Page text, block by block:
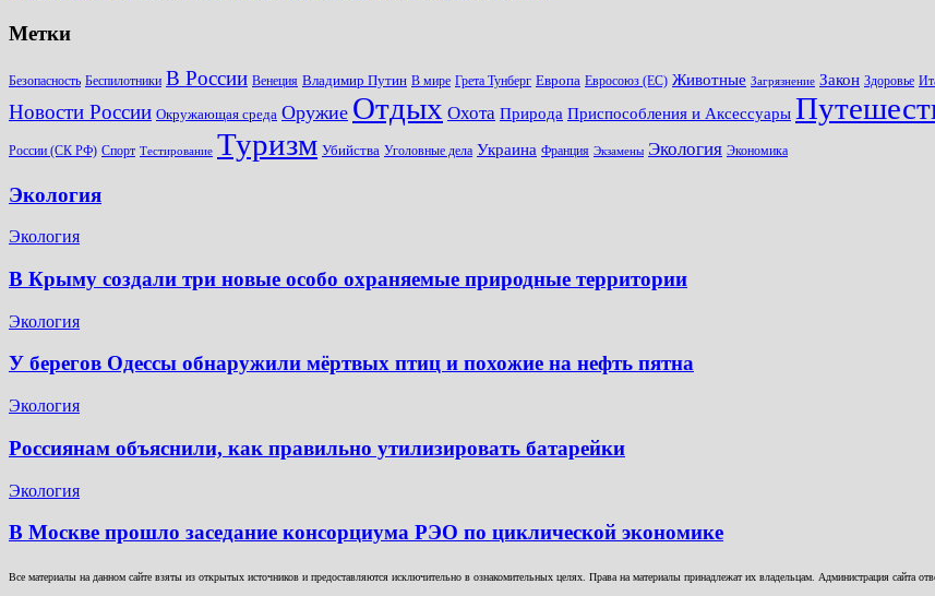
Метки
Безопасность Беспилотники В России Венеция Владимир Путин В мире Грета Тунберг Европа Евросоюз (ЕС) Животные Загрязнение Закон Здоровье
Новости России Окружающая среда Оружие Отдых Охота Природа Приспособления и Аксессуары
России (СК РФ) Спорт Тестирование Туризм Убийства Уголовные дела Украина Франция Экзамены Экология Экономика
Экология
Экология
В Крыму создали три новые особо охраняемые природные территории
Экология
У берегов Одессы обнаружили мёртвых птиц и похожие на нефть пятна
Экология
Россиянам объяснили, как правильно утилизировать батарейки
Экология
В Москве прошло заседание консорциума РЭО по циклической экономике
Все материалы на данном сайте взяты из открытых источников и предоставляются исключительно в ознакомительных целях. Права на материалы принадлежат их владельцам. Администрация сайта